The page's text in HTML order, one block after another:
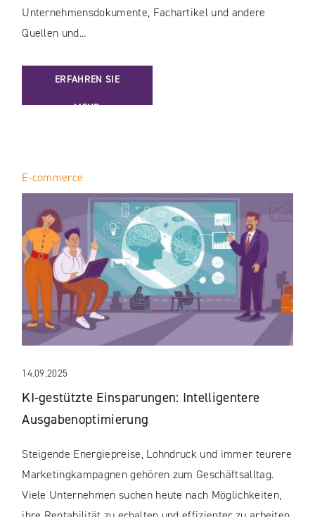
Unternehmensdokumente, Fachartikel und andere
Quellen und...
ERFAHREN SIE
MEHR
: RAG: RETRIEVAL AUGMENTED GENERATION UND SEINE
14.09.2025
KI-gestützte Einsparungen: Intelligentere
Ausgabenoptimierung
E-commerce
Steigende Energiepreise, Lohndruck und immer teurere
Marketingkampagnen gehören zum Geschäftsalltag.
Viele Unternehmen suchen heute nach Möglichkeiten,